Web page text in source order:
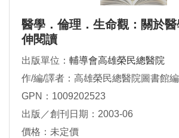
醫學．倫理．生命觀：關於
伸閱讀
出版單位： 輔導會高雄榮民總醫院
作/編/譯者：高雄榮民總醫院圖書館
GPN：1009202523
出版／創刊日期：2003-06
價格：未定價